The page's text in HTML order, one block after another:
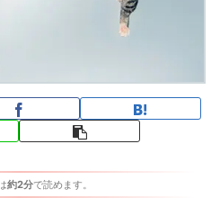
約2分で読めます。